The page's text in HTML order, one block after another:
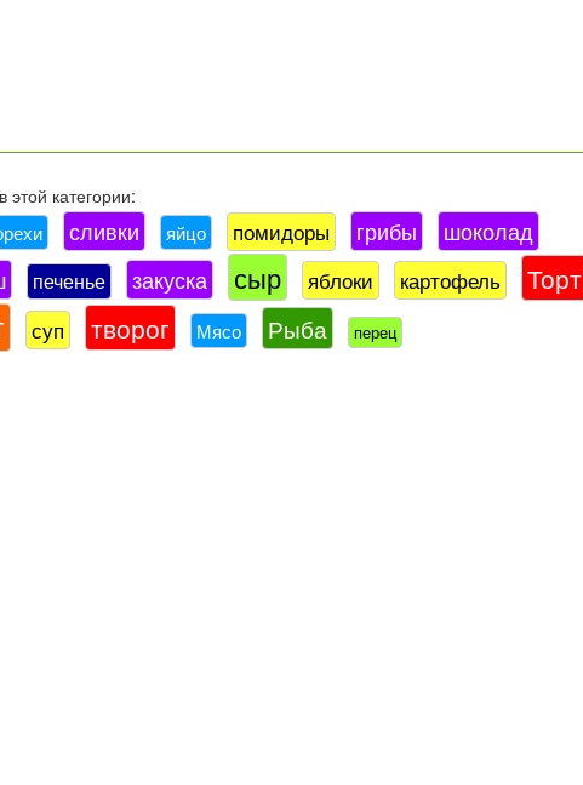
категории:
сливки яйцо помидоры грибы
шоколад
печенье закуска сыр яблоки картофель Торт
суп творог Мясо Рыба перец